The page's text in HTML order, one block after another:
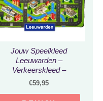
Jouw Speelkleed
Leeuwarden –
Verkeerskleed –
Speeltapijt.
€59,95